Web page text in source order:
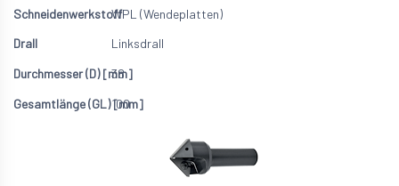
WPL (Wendeplatten)
Linksdrall
38
100